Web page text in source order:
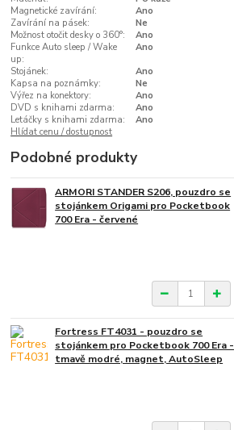
Magnetické zavírání:
Ano
Zavírání na pásek:
Ne
Možnost otočit desky o 360°:
Ano
Funkce Auto sleep / Wake
up:
Ano
Stojánek:
Ano
Kapsa na poznámky:
Ne
Výřez na konektory:
Ano
DVD s knihami zdarma:
Ano
Letáčky s knihami zdarma:
Ano
Hlídat cenu / dostupnost
Podobné produkty
ARMORI STANDER S206, pouzdro se
stojánkem Origami pro Pocketbook
700 Era - červené
Fortress FT4031 - pouzdro se
stojánkem pro Pocketbook 700 Era -
tmavě modré, magnet, AutoSleep